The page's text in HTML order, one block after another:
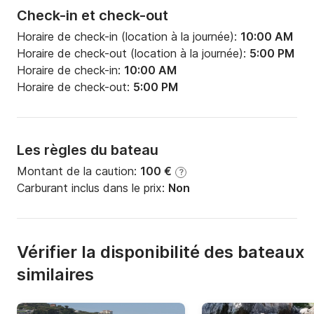
postale et moments de pure détente.
✅ Ce qui est inclus dans l'excursion :
* Départ à 10 h du port de Sorrente
* Navigation panoramique le long de la côte
* Arrêts baignade et snorkeling dans des sites à
couper le souffle (Grotte Verte, Cala del Rio, Marina
Piccola)
* Passage près de la célèbre Grotte Bleue (visite
Temps libre à Capri (1 h 30 à 2 h) pour explorer l'île,
faire du shopping ou prendre un café sur la Piazzetta
Retour à Sorrente vers 17 h
Check-in et check-out
Horaire de check-in (location à la journée): 10:00 AM
Horaire de check-out (location à la journée): 5:00 PM
Horaire de check-in: 10:00 AM
Horaire de check-out: 5:00 PM
Les règles du bateau
Montant de la caution: 100 € ?
Carburant inclus dans le prix: Non
Vérifier la disponibilité des bateaux
similaires